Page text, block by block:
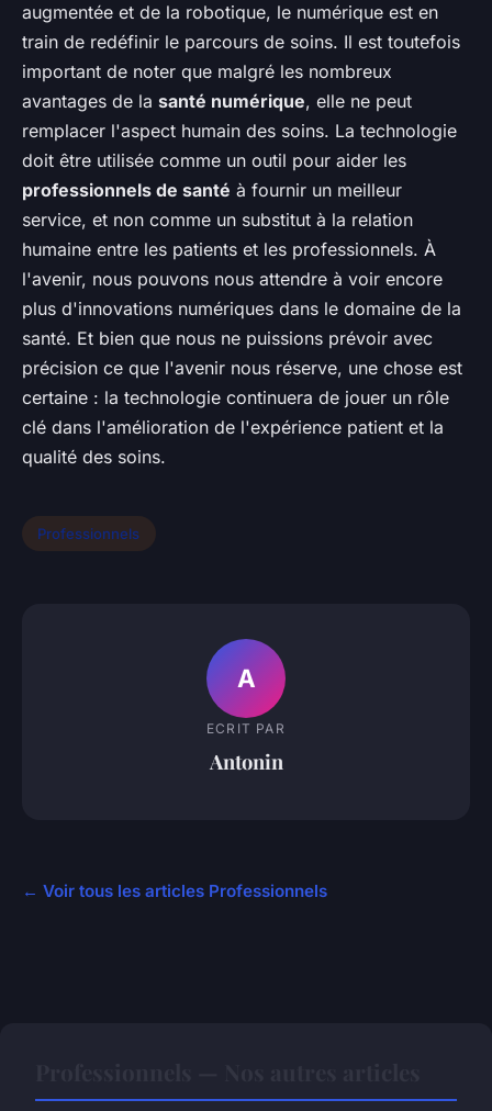
augmentée et de la robotique, le numérique est en
train de redéfinir le parcours de soins. Il est toutefois
important de noter que malgré les nombreux
avantages de la santé numérique, elle ne peut
remplacer l'aspect humain des soins. La technologie
doit être utilisée comme un outil pour aider les
professionnels de santé à fournir un meilleur
service, et non comme un substitut à la relation
humaine entre les patients et les professionnels. À
l'avenir, nous pouvons nous attendre à voir encore
plus d'innovations numériques dans le domaine de la
santé. Et bien que nous ne puissions prévoir avec
précision ce que l'avenir nous réserve, une chose est
certaine : la technologie continuera de jouer un rôle
clé dans l'amélioration de l'expérience patient et la
qualité des soins.
Professionnels
A
ECRIT PAR
Antonin
← Voir tous les articles Professionnels